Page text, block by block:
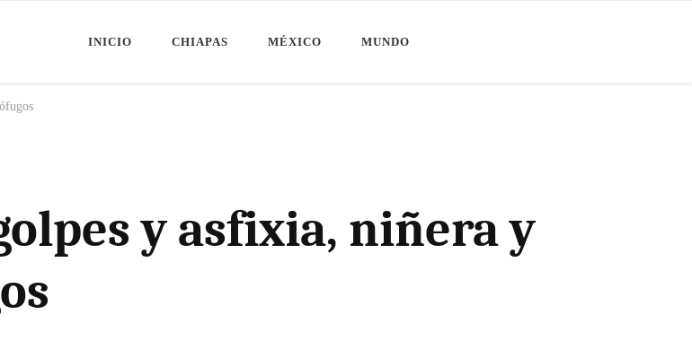
INICIO CHIAPAS MÉXICO MUNDO
y asfixia, niñera y